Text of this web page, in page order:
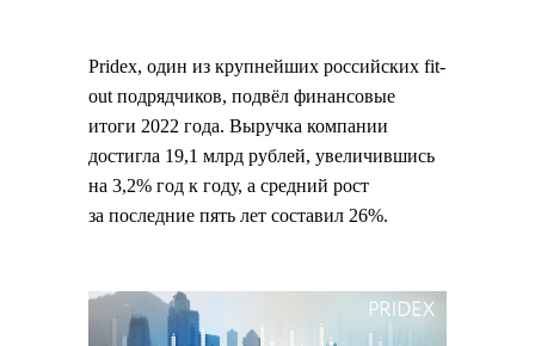
Pridex, один из крупнейших российских fit-
out подрядчиков, подвёл финансовые
итоги 2022 года. Выручка компании
достигла 19,1 млрд рублей, увеличившись
на 3,2% год к году, а средний рост
за последние пять лет составил 26%.